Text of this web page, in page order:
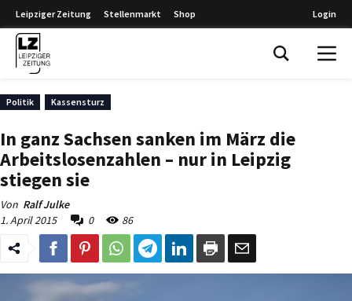
Leipziger Zeitung Stellenmarkt Shop Login
Politik Kassensturz
In ganz Sachsen sanken im März die
Arbeitslosenzahlen – nur in Leipzig
stiegen sie
Von Ralf Julke
1. April 2015
0 86